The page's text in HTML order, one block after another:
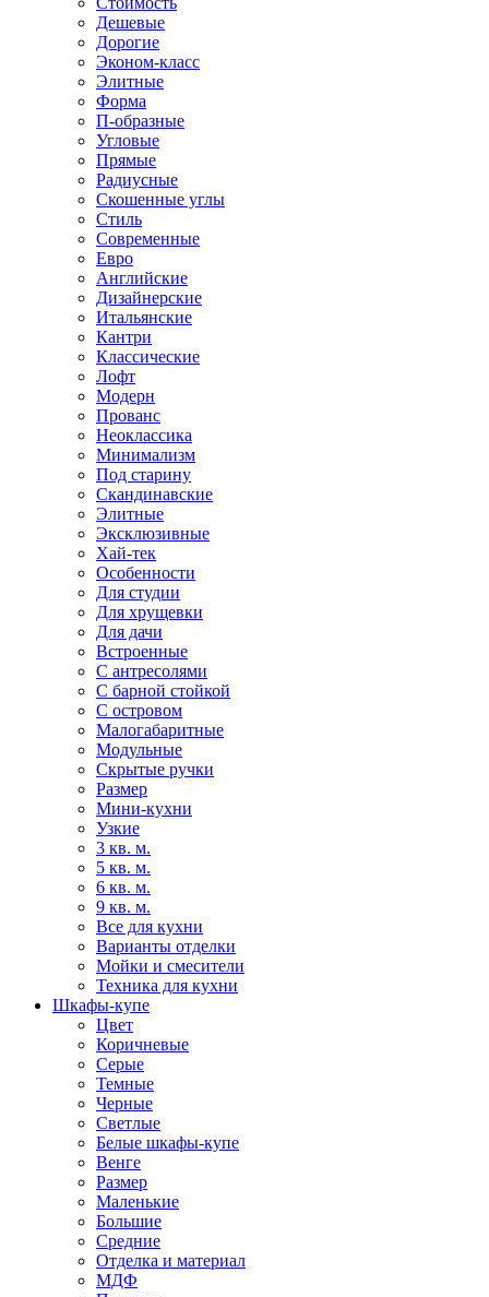
Дешевые
Дорогие
Эконом-класс
Элитные
Форма
П-образные
Угловые
Прямые
Радиусные
Скошенные углы
Стиль
Современные
Евро
Английские
Дизайнерские
Итальянские
Кантри
Классические
Лофт
Модерн
Прованс
Неоклассика
Минимализм
Под старину
Скандинавские
Элитные
Эксклюзивные
Хай-тек
Особенности
Для студии
Для хрущевки
Для дачи
Встроенные
С антресолями
С барной стойкой
С островом
Малогабаритные
Модульные
Скрытые ручки
Размер
Мини-кухни
Узкие
3 кв. м.
5 кв. м.
6 кв. м.
9 кв. м.
Все для кухни
Варианты отделки
Мойки и смесители
Техника для кухни
Шкафы-купе
Цвет
Коричневые
Серые
Темные
Черные
Светлые
Белые шкафы-купе
Венге
Размер
Маленькие
Большие
Средние
Отделка и материал
МДФ